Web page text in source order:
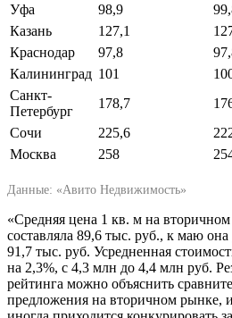
Уфа
98,9
Казань
127,1
Краснодар
97,8
Калининград 101
Санкт-
Петербург
178,7
Сочи
225,6
Москва
258
Данные: «Авито Недвижимость»
«Средняя цена 1 кв. м на
составляла 89,6 тыс. руб., к маю
91,7 тыс. руб. Усредненная
на 2,3%, с 4,3 млн до 4,4 млн руб.
рейтинга можно объяснить
предложения на вторичном рынке,